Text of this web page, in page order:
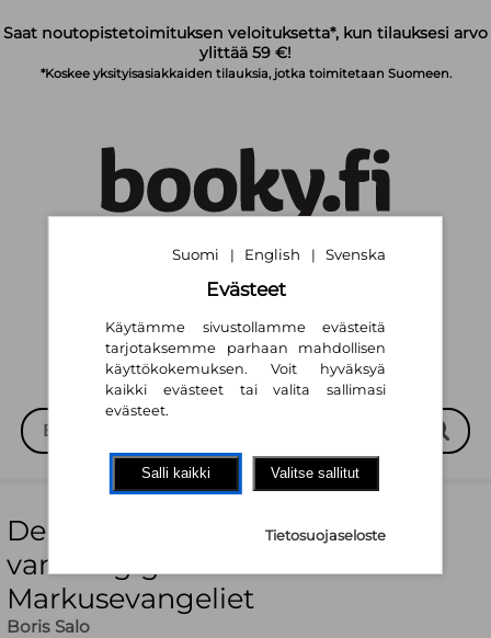
Saat noutopistetoimituksen veloituksetta*, kun tilauksesi arvo
ylittää 59 €!
*Koskee yksityisasiakkaiden tilauksia, jotka toimitetaan Suomeen.
Suomi | English | Svenska
Den stora berättelsen : en
vandring genom
Markusevangeliet
Boris Salo
Suomi | English | Svenska
Evästeet
Käytämme sivustollamme evästeitä
tarjotaksemme parhaan mahdollisen
käyttökokemuksen. Voit hyväksyä
kaikki evästeet tai valita sallimasi
evästeet.
Salli kaikki Valitse sallitut
Tietosuojaseloste